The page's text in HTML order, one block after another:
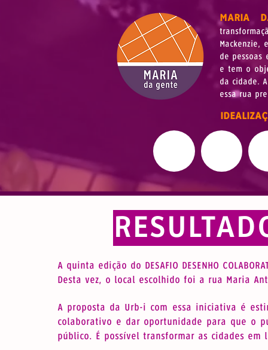
MARIA
Mackenzie,
de pessoas
e tem o
da cidade.
essa rua
A quinta edição do DESAFIO DESENHO
Desta vez, o local escolhido foi a rua Maria
A proposta da Urb-i com essa iniciativa é
colaborativo e dar oportunidade para que o
público. É possível transformar as cidades em